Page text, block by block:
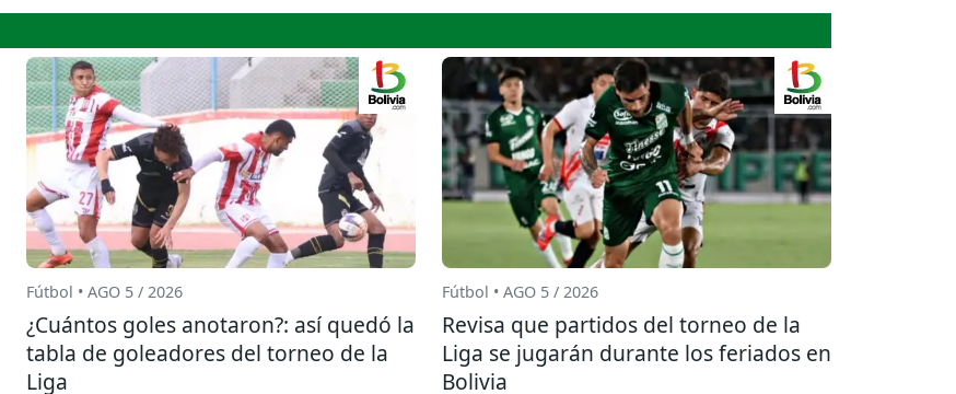
Fútbol • AGO 5 / 2026
¿Cuántos goles anotaron?: así quedó la
tabla de goleadores del torneo de la
Liga
Fútbol • AGO 5 / 2026
Revisa que partidos del torneo de la
Liga se jugarán durante los feriados en
Bolivia